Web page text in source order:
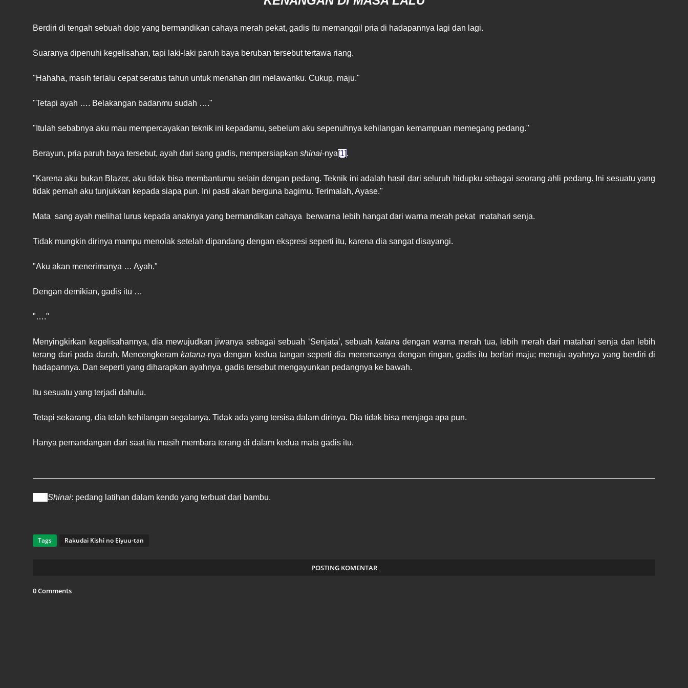
Berdiri di tengah sebuah dojo yang bermandikan cahaya merah pekat, gadis itu memanggil pria di hadapannya lagi dan lagi.
Suaranya dipenuhi kegelisahan, tapi laki-laki paruh baya beruban tersebut tertawa riang.
"Hahaha, masih terlalu cepat seratus tahun untuk menahan diri melawanku. Cukup, maju."
"Tetapi ayah …. Belakangan badanmu sudah …."
"Itulah sebabnya aku mau mempercayakan teknik ini kepadamu, sebelum aku sepenuhnya kehilangan kemampuan memegang pedang."
Berayun, pria paruh baya tersebut, ayah dari sang gadis, mempersiapkan shinai-nya[1].
"Karena aku bukan Blazer, aku tidak bisa membantumu selain dengan pedang. Teknik ini adalah hasil dari seluruh hidupku sebagai seorang ahli pedang. Ini sesuatu yang
tidak pernah aku tunjukkan kepada siapa pun. Ini pasti akan berguna bagimu. Terimalah, Ayase."
Mata sang ayah melihat lurus kepada anaknya yang bermandikan cahaya berwarna lebih hangat dari warna merah pekat matahari senja.
Tidak mungkin dirinya mampu menolak setelah dipandang dengan ekspresi seperti itu, karena dia sangat disayangi.
"Aku akan menerimanya … Ayah."
Dengan demikian, gadis itu …
"…."
Menyingkirkan kegelisahannya, dia mewujudkan jiwanya sebagai sebuah ‘Senjata’, sebuah katana dengan warna merah tua, lebih merah dari matahari senja dan lebih
terang dari pada darah. Mencengkeramkatana-nya dengan kedua tangan seperti dia meremasnya dengan ringan, gadis itu berlari maju; menuju ayahnya yang berdiri di
hadapannya. Dan seperti yang diharapkan ayahnya, gadis tersebut mengayunkan pedangnya ke bawah.
Itu sesuatu yang terjadi dahulu.
Tetapi sekarang, dia telah kehilangan segalanya. Tidak ada yang tersisa dalam dirinya. Dia tidak bisa menjaga apa pun.
Hanya pemandangan dari saat itu masih membara terang di dalam kedua mata gadis itu.
Shinai: pedang latihan dalam kendo yang terbuat dari bambu.
Tags Rakudai Kishi no Eiyuu-tan
POSTING KOMENTAR
0 Comments